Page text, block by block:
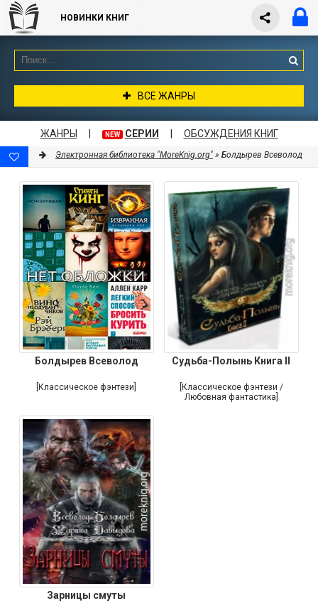
НОВИНКИ КНИГ
ВСЕ ЖАНРЫ
ЖАНРЫ NEW СЕРИИ ОБСУЖДЕНИЯ КНИГ
Электронная библиотека "MoreKnig.org" » Болдырев Всеволод
Болдырев Всеволод
[Классическое фэнтези]
Судьба-Полынь Книга II
[Классическое фэнтези /
Любовная фантастика]
Зарницы смуты